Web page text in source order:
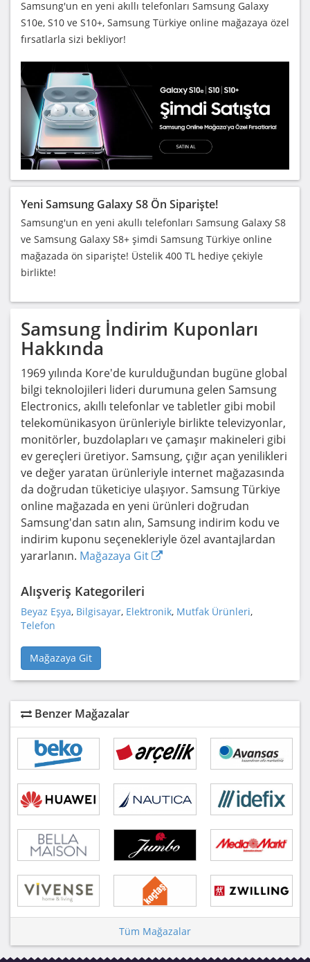
Samsung'un en yeni akıllı telefonları Samsung Galaxy
S10e, S10 ve S10+, Samsung Türkiye online mağazaya özel
fırsatlarla sizi bekliyor!
Yeni Samsung Galaxy S8 Ön Siparişte!
Samsung'un en yeni akullı telefonları Samsung Galaxy S8
ve Samsung Galaxy S8+ şimdi Samsung Türkiye online
mağazada ön siparişte! Üstelik 400 TL hediye çekiyle
birlikte!
Samsung İndirim Kuponları
Hakkında
1969 yılında Kore'de kurulduğundan bugüne global
bilgi teknolojileri lideri durumuna gelen Samsung
Electronics, akıllı telefonlar ve tabletler gibi mobil
telekomünikasyon ürünleriyle birlikte televizyonlar,
monitörler, buzdolapları ve çamaşır makineleri gibi
ev gereçleri üretiyor. Samsung, çığır açan yenilikleri
ve değer yaratan ürünleriyle internet mağazasında
da doğrudan tüketiciye ulaşıyor. Samsung Türkiye
online mağazada en yeni ürünleri doğrudan
Samsung'dan satın alın, Samsung indirim kodu ve
indirim kuponu seçenekleriyle özel avantajlardan
yararlanın. Mağazaya Git
Alışveriş Kategorileri
Beyaz Eşya, Bilgisayar, Elektronik, Mutfak Ürünleri,
Telefon
Mağazaya Git
Benzer Mağazalar
Tüm Mağazalar